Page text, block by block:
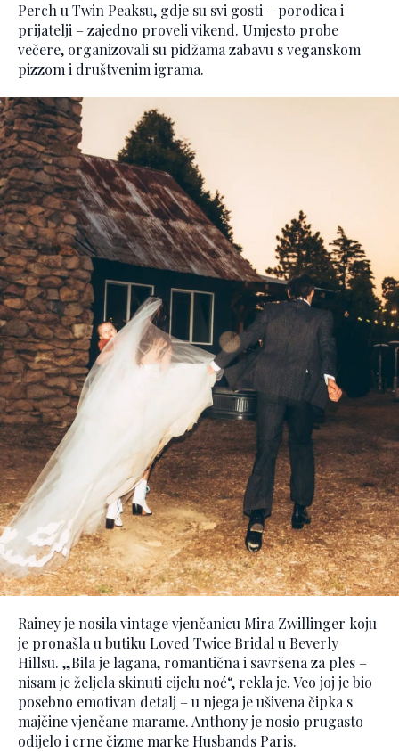
Perch u Twin Peaksu, gdje su svi gosti – porodica i
prijatelji – zajedno proveli vikend. Umjesto probe
večere, organizovali su pidžama zabavu s veganskom
pizzom i društvenim igrama.
Rainey je nosila vintage vjenčanicu Mira Zwillinger koju
je pronašla u butiku Loved Twice Bridal u Beverly
Hillsu. „Bila je lagana, romantična i savršena za ples –
nisam je željela skinuti cijelu noć“, rekla je. Veo joj je bio
posebno emotivan detalj – u njega je ušivena čipka s
majčine vjenčane marame. Anthony je nosio prugasto
odijelo i crne čizme marke Husbands Paris.